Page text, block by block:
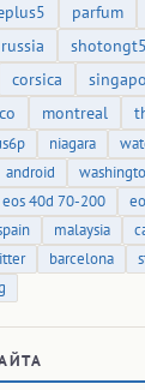
parfum
russia
corsica
montreal
niagara
android
eos 40d 70-200
malaysia
barcelona